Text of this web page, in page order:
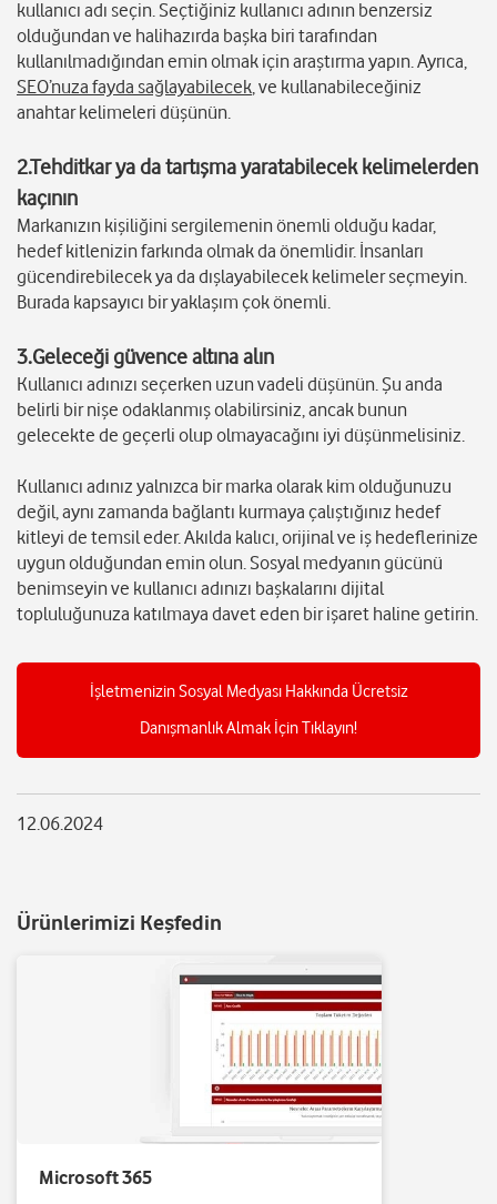
kullanıcı adı seçin. Seçtiğiniz kullanıcı adının benzersiz
olduğundan ve halihazırda başka biri tarafından
kullanılmadığından emin olmak için araştırma yapın. Ayrıca,
SEO’nuza fayda sağlayabilecek, ve kullanabileceğiniz
anahtar kelimeleri düşünün.
2.Tehditkar ya da tartışma yaratabilecek kelimelerden
kaçının
Markanızın kişiliğini sergilemenin önemli olduğu kadar,
hedef kitlenizin farkında olmak da önemlidir. İnsanları
gücendirebilecek ya da dışlayabilecek kelimeler seçmeyin.
Burada kapsayıcı bir yaklaşım çok önemli.
3.Geleceği güvence altına alın
Kullanıcı adınızı seçerken uzun vadeli düşünün. Şu anda
belirli bir nişe odaklanmış olabilirsiniz, ancak bunun
gelecekte de geçerli olup olmayacağını iyi düşünmelisiniz.
Kullanıcı adınız yalnızca bir marka olarak kim olduğunuzu
değil, aynı zamanda bağlantı kurmaya çalıştığınız hedef
kitleyi de temsil eder. Akılda kalıcı, orijinal ve iş hedeflerinize
uygun olduğundan emin olun. Sosyal medyanın gücünü
benimseyin ve kullanıcı adınızı başkalarını dijital
topluluğunuza katılmaya davet eden bir işaret haline getirin.
İşletmenizin Sosyal Medyası Hakkında Ücretsiz
Danışmanlık Almak İçin Tıklayın!
12.06.2024
Ürünlerimizi Keşfedin
Microsoft 365